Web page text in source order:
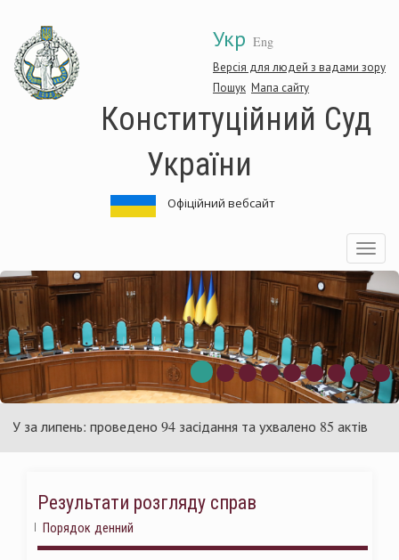
основного
матеріалу
Укр Eng
Версія для людей з вадами зору
Пошук Мапа сайту
Конституційний Суд
України
Офіційний вебсайт
Toggle
проведено 94 засідання та ухвалено 85 актів
Результати розгляду справ
Порядок денний